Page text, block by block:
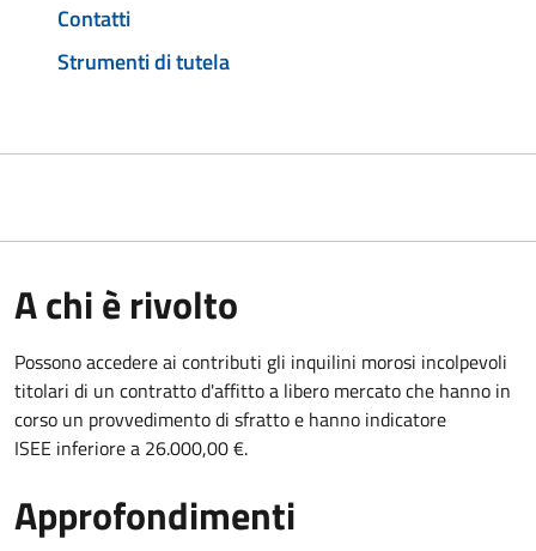
Contatti
Strumenti di tutela
A chi è rivolto
Possono accedere ai contributi gli inquilini morosi incolpevoli
titolari di un contratto d'affitto a libero mercato che hanno in
corso un provvedimento di sfratto e hanno indicatore
ISEE inferiore a 26.000,00 €.
Approfondimenti